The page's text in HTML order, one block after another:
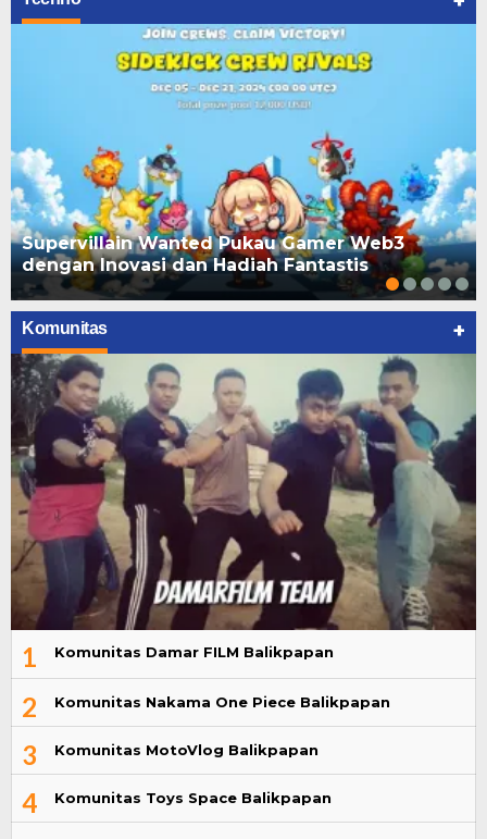
Supervillain Wanted Pukau Gamer Web3
dengan Inovasi dan Hadiah Fantastis
Komunitas +
1 Komunitas Damar FILM Balikpapan
2 Komunitas Nakama One Piece Balikpapan
3 Komunitas MotoVlog Balikpapan
4 Komunitas Toys Space Balikpapan